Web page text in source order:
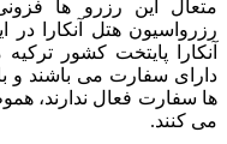
متعال این رزرو ها
رزرواسیون هتل آنکارا
آنکارا پایتخت کشور
دارای سفارت می باشند و
ها سفارت فعال ندارند،
می کنند.